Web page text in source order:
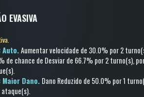
EVASIVA
Auto.Aumentar velocidade de 30.0% por 2
de chance de Desviarde 66.7% por 2 turno(s),
.
Maior Dano. Dano Reduzido de 50.0% por 1
ataque(s).